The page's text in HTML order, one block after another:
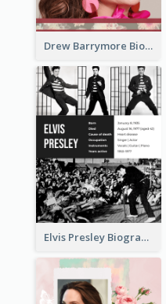
Drew Barrymore Biography
Elvis Presley Biography